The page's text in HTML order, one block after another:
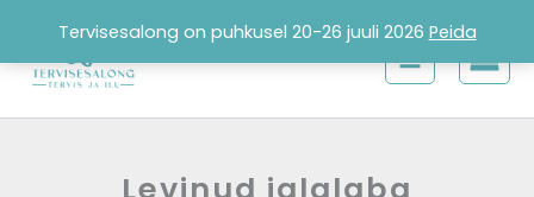
Tervisesalong on puhkusel 20-26 juuli 2026 Peida
content